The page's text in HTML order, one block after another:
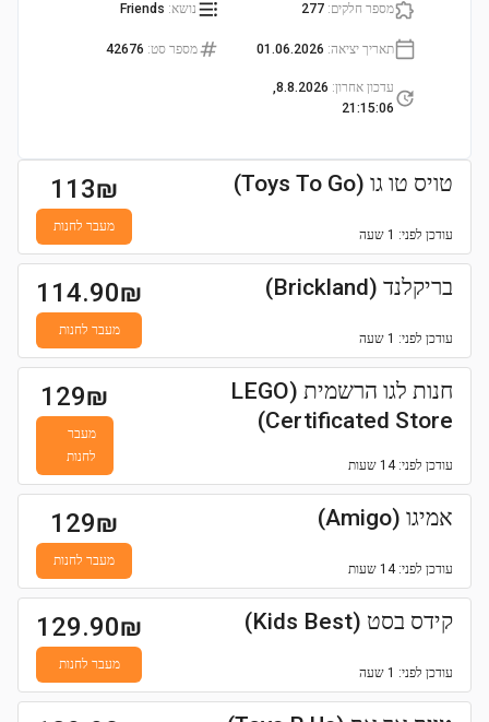
מספר חלקים:
277 נושא:
Friends
תאריך יציאה:
01.06.2026 מספר סט:
42676
עדכון אחרון:
8.8.2026,
21:15:06
טויס טו גו (Toys To Go)
עודכן לפני: 1 שעה
113₪
מעבר לחנות
בריקלנד (Brickland)
עודכן לפני: 1 שעה
114.90₪
מעבר לחנות
חנות לגו הרשמית (LEGO
Certificated Store)
עודכן לפני: 14 שעות
129₪
מעבר
לחנות
אמיגו (Amigo)
עודכן לפני: 14 שעות
129₪
מעבר לחנות
קידס בסט (Kids Best)
עודכן לפני: 1 שעה
129.90₪
מעבר לחנות